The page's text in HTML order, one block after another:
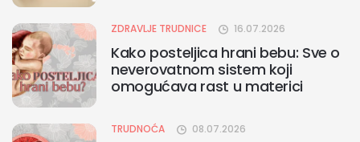
ZDRAVLJE TRUDNICE 16.07.2026
Kako posteljica hrani bebu: Sve o
neverovatnom sistem koji
omogućava rast u materici
TRUDNOĆA 08.07.2026